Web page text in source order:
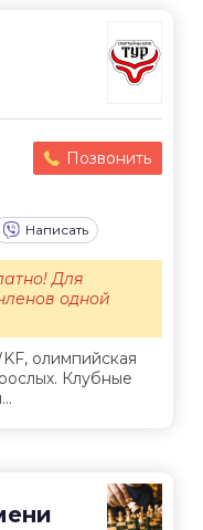
Позвонить
Написать
олимпийская
Клубные
Для
одной